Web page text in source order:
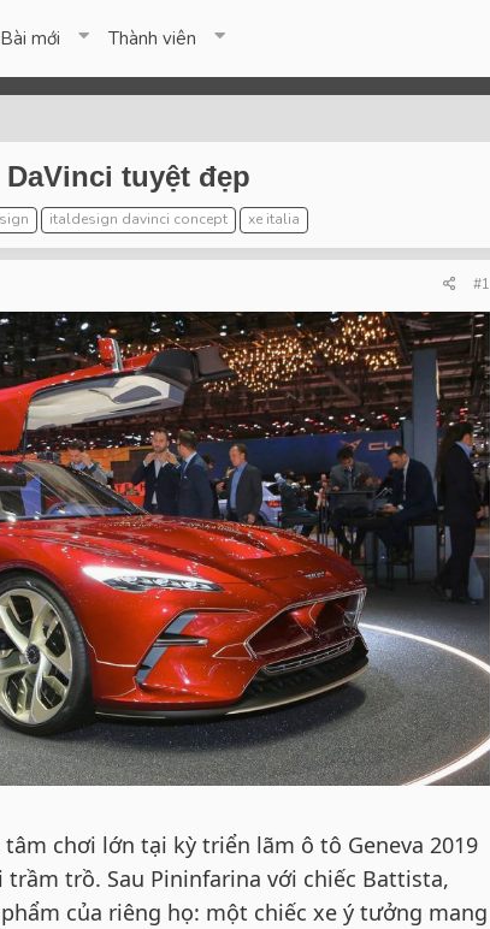
Bài mới Thành viên
tuyệt đẹp
italdesign davinci concept xe italia
#1
chơi lớn tại kỳ triển lãm ô tô Geneva 2019
trồ. Sau Pininfarina với chiếc Battista,
của riêng họ: một chiếc xe ý tưởng mang